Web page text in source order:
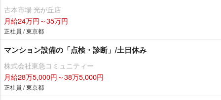
古本市場 光が丘店
月給24万円～35万円
正社員 / 東京都
マンション設備の「点検・診断」/土日休み
株式会社東急コミュニティー
月給28万5,000円～38万5,000円
正社員 / 東京都